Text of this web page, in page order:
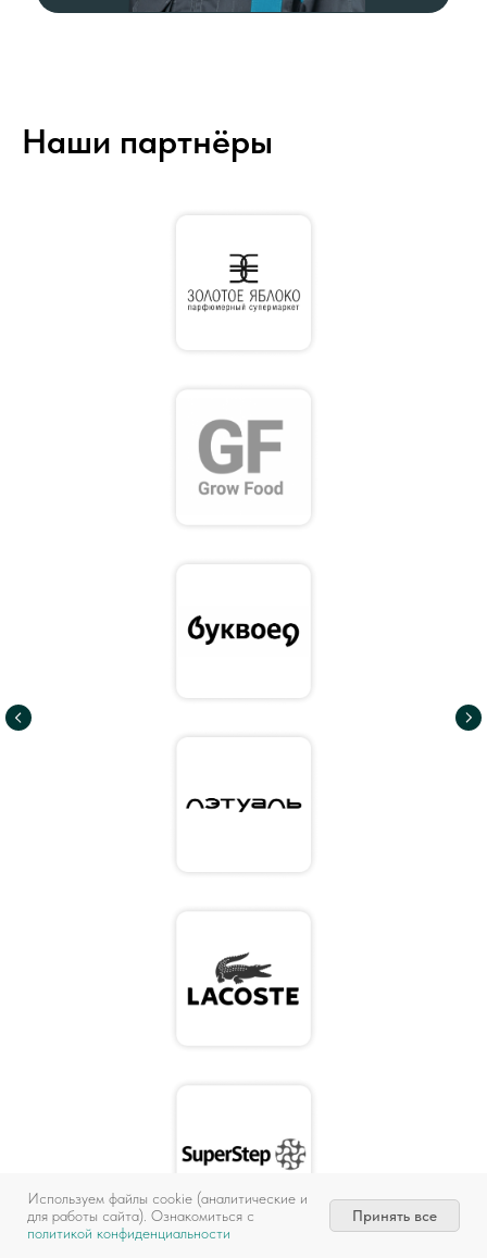
Наши партнёры
Используем файлы cookie (аналитические и
для работы сайта). Ознакомиться с
политикой конфиденциальности
Принять все